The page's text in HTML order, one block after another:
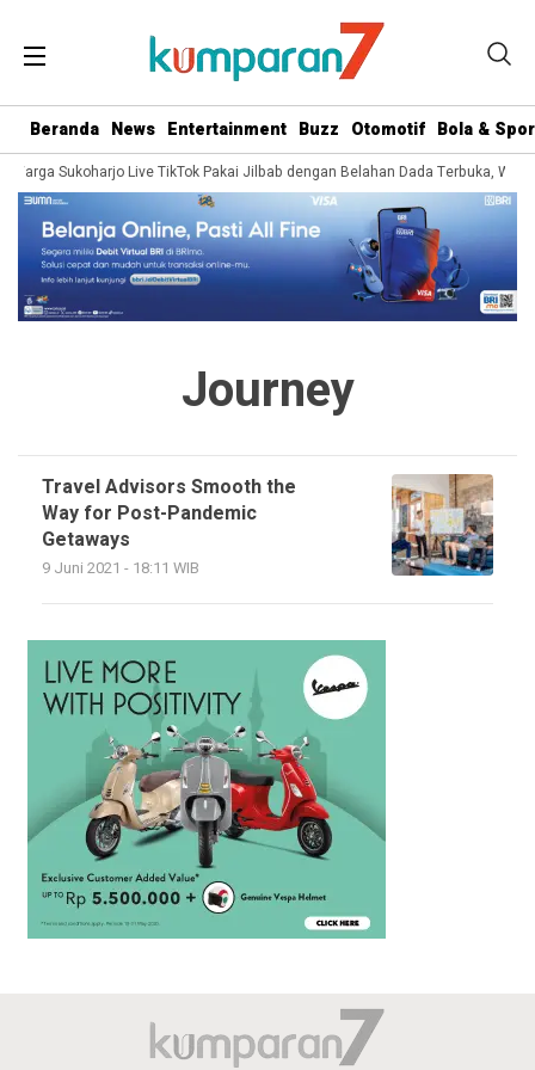
Beranda News Entertainment Buzz Otomotif Bola &
Warga Sukoharjo Live TikTok Pakai Jilbab dengan Belahan Dada Terbuka,
Journey
Travel Advisors Smooth the
Way for Post-Pandemic
Getaways
9 Juni 2021 - 18:11 WIB